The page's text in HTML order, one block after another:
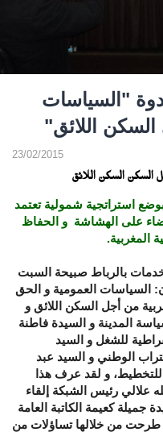
"السياسات
اللائق"
23/02/2015
السكن السكن اللائق
استراتجية شمولية تعتمد
على الهشاشة و الحفاظ
المغربية.
بالرباط صبيحة السبت
عنوان: السياسات العمومية و الحق
من أجل السكن اللائق و
المدينة و السيدة فاطنة
للشغل و السيد
الوطني و السيد عبد
للتخطيط، و لقد عرف هذا
علالي رئيس الشبكة إلقاء
كعيمة الكاتبة العامة
من خلالها تساؤلات من